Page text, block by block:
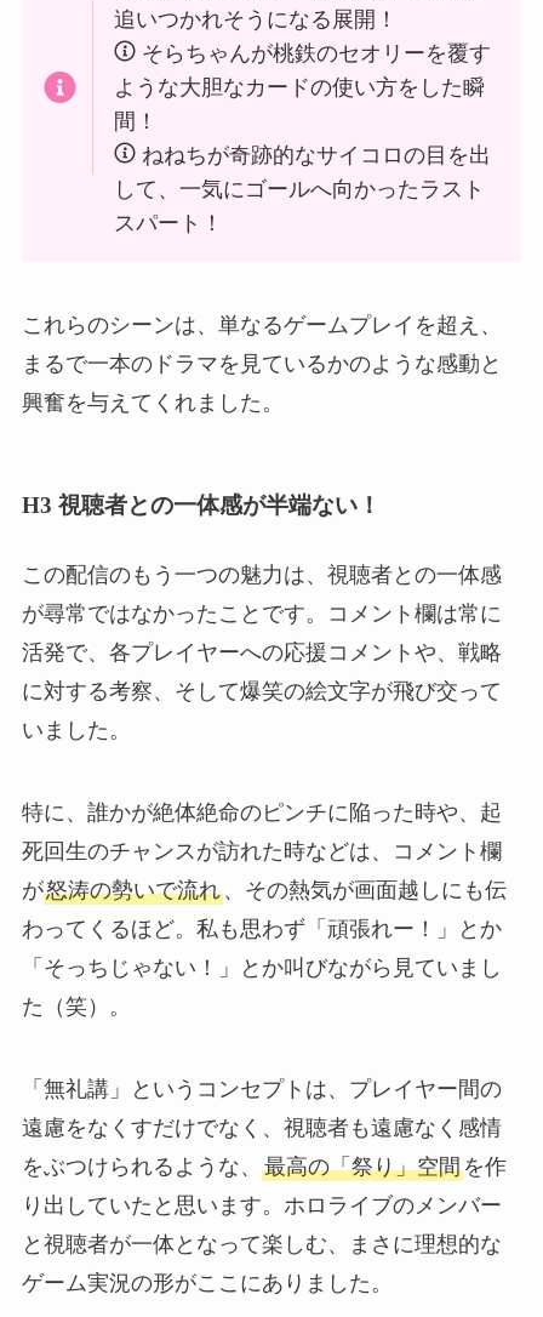
追いつかれそうになる展開！
そらちゃんが桃鉄のセオリーを覆す
ような大胆なカードの使い方をした瞬
間！
ねねちが奇跡的なサイコロの目を出
して、一気にゴールへ向かったラスト
スパート！
これらのシーンは、単なるゲームプレイを超え、
まるで一本のドラマを見ているかのような感動と
興奮を与えてくれました。
H3 視聴者との一体感が半端ない！
この配信のもう一つの魅力は、視聴者との一体感
が尋常ではなかったことです。コメント欄は常に
活発で、各プレイヤーへの応援コメントや、戦略
に対する考察、そして爆笑の絵文字が飛び交って
いました。
特に、誰かが絶体絶命のピンチに陥った時や、起
死回生のチャンスが訪れた時などは、コメント欄
が怒涛の勢いで流れ、その熱気が画面越しにも伝
わってくるほど。私も思わず「頑張れー！」とか
「そっちじゃない！」とか叫びながら見ていまし
た（笑）。
「無礼講」というコンセプトは、プレイヤー間の
遠慮をなくすだけでなく、視聴者も遠慮なく感情
をぶつけられるような、 最高の「祭り」空間を作
り出していたと思います。ホロライブのメンバー
と視聴者が一体となって楽しむ、まさに理想的な
ゲーム実況の形がここにありました。